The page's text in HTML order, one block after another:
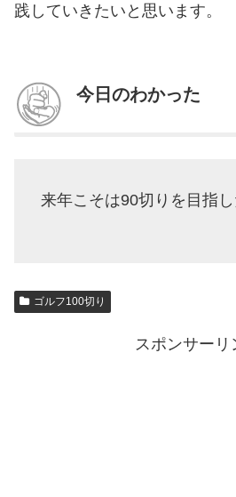
践していきたいと思います。
今日のわかった
来年こそは90切りを目指し
ゴルフ100切り
スポンサーリ